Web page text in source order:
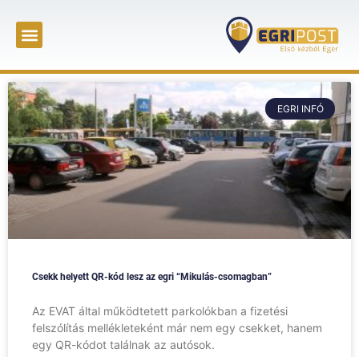
EGRI INFÓ
Csekk helyett QR-kód lesz az egri “Mikulás-csomagban”
Az EVAT által működtetett parkolókban a fizetési
felszólítás mellékleteként már nem egy csekket, hanem
egy QR-kódot találnak az autósok.